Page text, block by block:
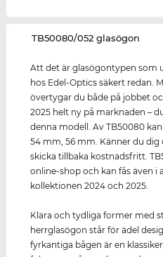
‌TB50080/052 glasögon
Att det är glasögontypen som
hos Edel-Optics säkert redan.
övertygar du både på jobbet
2025 helt ny på marknaden –
denna modell. Av TB50080
54 mm, 56 mm. Känner du dig
skicka tillbaka kostnadsfritt.
online-shop och kan fås även i
kollektionen 2024 och 2025.
Klara och tydliga former med
herrglasögon står för ädel
fyrkantiga bågen är en